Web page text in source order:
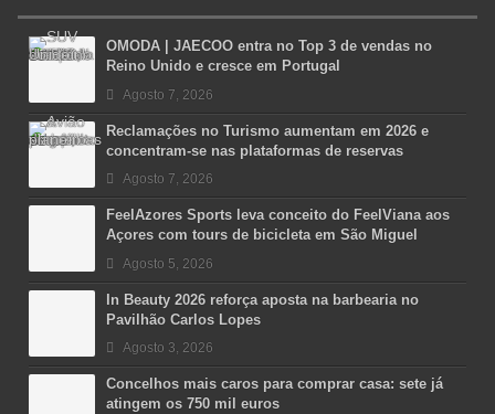
OMODA | JAECOO entra no Top 3 de vendas no
Reino Unido e cresce em Portugal
Agosto 7, 2026
Reclamações no Turismo aumentam em 2026 e
concentram-se nas plataformas de reservas
Agosto 7, 2026
FeelAzores Sports leva conceito do FeelViana aos
Açores com tours de bicicleta em São Miguel
Agosto 5, 2026
In Beauty 2026 reforça aposta na barbearia no
Pavilhão Carlos Lopes
Agosto 3, 2026
Concelhos mais caros para comprar casa: sete já
atingem os 750 mil euros